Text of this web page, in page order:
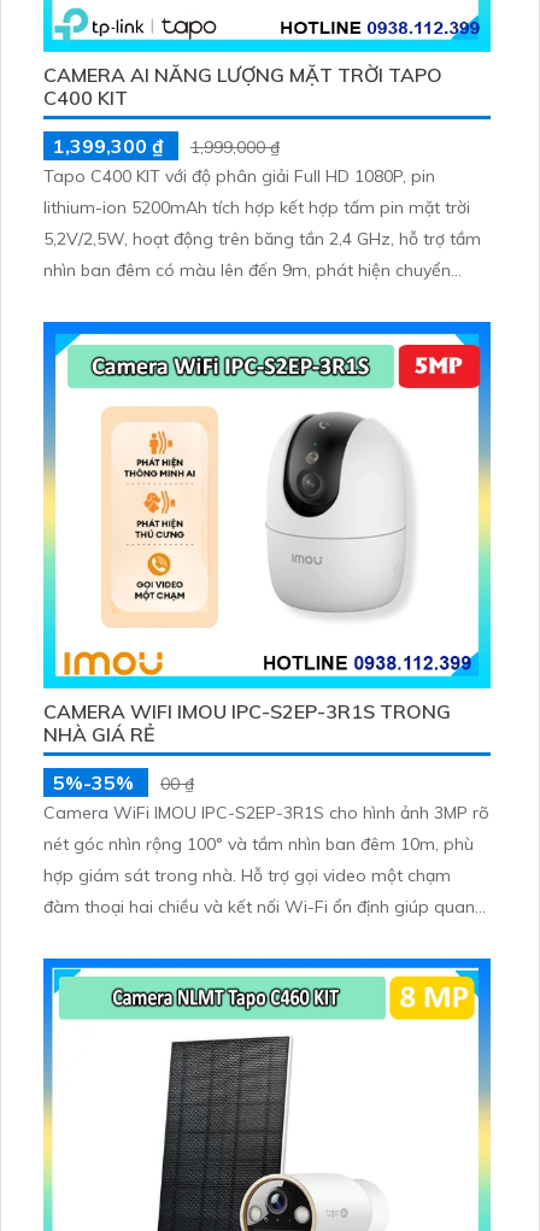
CAMERA AI NĂNG LƯỢNG MẶT TRỜI TAPO
C400 KIT
1,399,300 ₫
1,999,000 ₫
Tapo C400 KIT với độ phân giải Full HD 1080P, pin
lithium-ion 5200mAh tích hợp kết hợp tấm pin mặt trời
5,2V/2,5W, hoạt động trên băng tần 2,4 GHz, hỗ trợ tầm
nhìn ban đêm có màu lên đến 9m, phát hiện chuyển
thẻ microSD lên đến 512GB
CAMERA WIFI IMOU IPC-S2EP-3R1S TRONG
NHÀ GIÁ RẺ
5%-35%
00 ₫
Camera WiFi IMOU IPC-S2EP-3R1S cho hình ảnh 3MP rõ
nét góc nhìn rộng 100° và tầm nhìn ban đêm 10m, phù
hợp giám sát trong nhà. Hỗ trợ gọi video một chạm
đàm thoại hai chiều và kết nối Wi-Fi ổn định giúp quan
256GB hoặc lưu đám mây dễ lắp đặt cho gia đình và văn
phòng nhỏ.